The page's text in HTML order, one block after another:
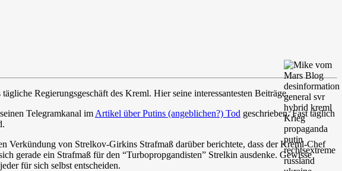
Regierungsgeschäft des Kreml. Hier seine interessantesten Beiträge.
Telegramkanal im Artikel über Putins (angeblichen?) Tod geschrieben. Fast täglich
Verkündung von Strelkov-Girkins Strafmaß darüber berichtete, dass der Kreml-Chef
gerade ein Strafmaß für den “Turbopropgandisten” Strelkin ausdenke. Gewisse
für sich selbst entscheiden.